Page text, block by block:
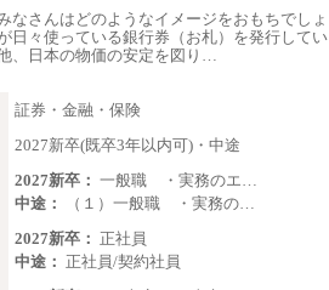
※経験、能力を考慮の上、当社規定によ
り優遇いたします
※自己成長支援金(10,000円）を含む
なさんはどのようなイメージをおもちでしょ
日々使っている銀行券（お札）を発行してい
、日本の物価の安定を図り…
証券・金融・保険
2027新卒(既卒3年以内可)・中途
2027新卒： 一般職 ・実務のエ…
中途：
（１）一般職 ・実務の…
2027新卒： 正社員
中途： 正社員/契約社員